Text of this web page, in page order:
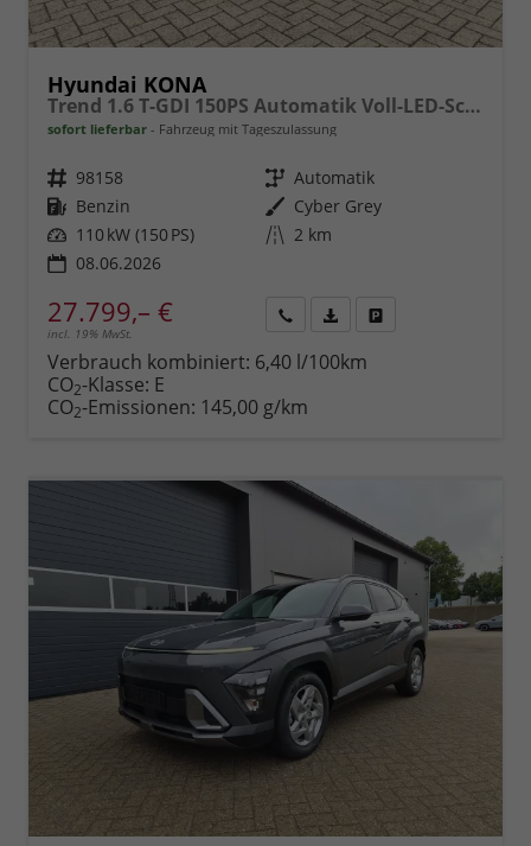
Hyundai KONA
Trend 1.6 T-GDI 150PS Automatik Voll-LED-Scheinw. Sitzheizung Lenkradheizung ACC Klimaautomatik Navi Touchscreen DAB+ Apple CarPlay + Android Auto PDC v+h Rückf.Kamera 2xKeyless 17-LM
sofort lieferbar Fahrzeug mit Tageszulassung
Fahrzeugnr. 98158 Getriebe Automatik
Kraftstoff Benzin Außenfarbe Cyber Grey
Leistung 110 kW (150 PS) Kilometerstand 2 km
08.06.2026
27.799,– €
incl. 19% MwSt.
anfordern
Datei,
Verbrauch kombiniert: 6,40 l/100km
CO2-Klasse: E
CO2-Emissionen: 145,00 g/km